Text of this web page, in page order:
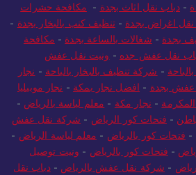
- دباب نقل اثاث بجدة - مكافحة حشرات
نقل اغراض بجدة -تنظيف كنب بالبخار بجدة -
بجدة - شغالات بالساعة بجدة - مكافحة
نقل عفش جده - ونيت نقل عفش
- شركة تنظيف بالبخار بالباحة - نجار
عفش بجدة - افضل نجار بمكة - نجار موبيليا
- نجار مكة - معلم لياسة بالرياض -
- فتحات كور الرياض - شركة نقل عفش
- فتحات كور بالرياض - معلم لياسة الرياض -
- فتحات كور بالرياض - ونيت توصيل
- شركة نقل عفش بالرياض -دباب نقل